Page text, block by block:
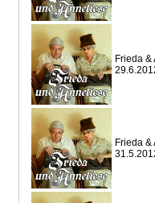
Frieda
Frieda